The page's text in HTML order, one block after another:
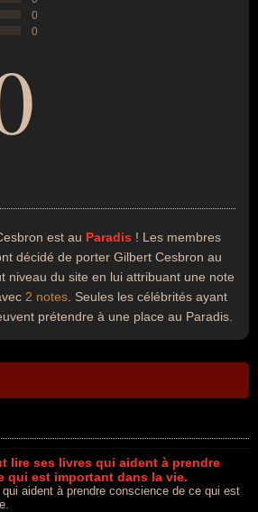
0
0
est au Paradis ! Les membres
décidé de porter Gilbert Cesbron au
niveau du site en lui attribuant une note
2 notes . Seules les célébrités ayant
prétendre à une place au Paradis.
lire ses livres qui aident à prendre
qui est important dans la vie.
qui aident à prendre conscience de ce qui est